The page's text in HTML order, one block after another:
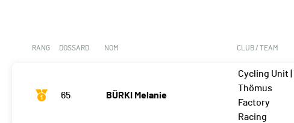
RANG DOSSARD NOM CLUB / TEAM
65 BÜRKI Melanie
Cycling Unit |
Thömus
Factory
Racing